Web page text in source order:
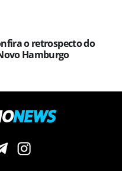
o retrospecto do
Hamburgo